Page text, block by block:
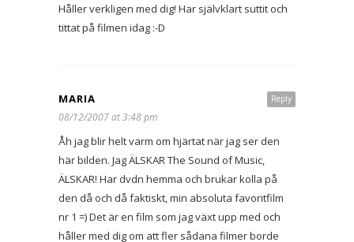
Håller verkligen med dig! Har självklart suttit och
tittat på filmen idag :-D
Reply
MARIA
08/12/2007 at 3:48 pm
Åh jag blir helt varm om hjärtat när jag ser den
här bilden. Jag ÄLSKAR The Sound of Music,
ÄLSKAR! Har dvdn hemma och brukar kolla på
den då och då faktiskt, min absoluta favoritfilm
nr 1 =) Det är en film som jag växt upp med och
håller med dig om att fler sådana filmer borde